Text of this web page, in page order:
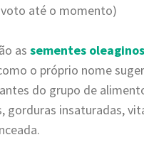
até o momento)
assementes
o próprio nome
do grupo de
gorduras insaturadas,